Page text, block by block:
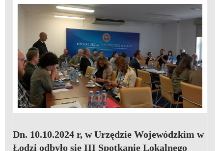
Dn. 10.10.2024 r, w Urzędzie Wojewódzkim w
Łodzi odbyło się III Spotkanie Lokalnego